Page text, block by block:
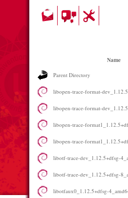
Name
Parent Directory
libopen-trace-format-
libopen-trace-format-
libopen-trace-
libopen-trace-
libotf-trace-dev_1.12.5+dfsg-
libotf-trace-dev_1.12.5+dfsg-
libotfaux0_1.12.5+dfsg-